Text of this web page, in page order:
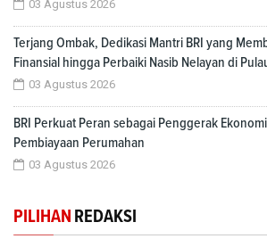
03 Agustus 2026
Terjang Ombak, Dedikasi Mantri BRI yang
Finansial hingga Perbaiki Nasib Nelayan di
03 Agustus 2026
BRI Perkuat Peran sebagai Penggerak
Pembiayaan Perumahan
03 Agustus 2026
PILIHAN REDAKSI